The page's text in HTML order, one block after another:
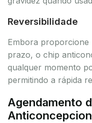
Reversibilidade
Embora proporcione
prazo, o chip
qualquer momento
permitindo a rápida
Agendamento